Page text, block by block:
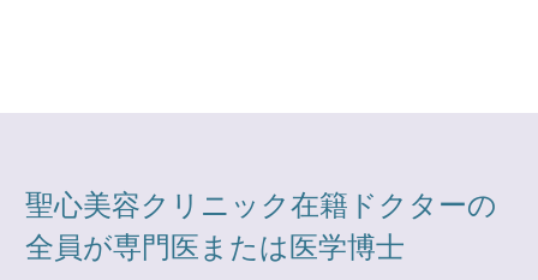
聖心美容クリニック在籍ドクターの
全員が専門医または医学博士